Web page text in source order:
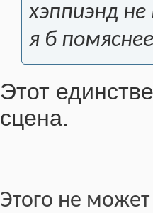
хэппиэнд
я б
Этот
сцена.
Этого не